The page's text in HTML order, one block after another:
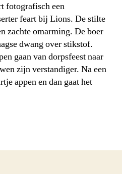
fotografisch een
feart bij Lions. De stilte
zachte omarming. De boer
dwang over stikstof.
gaan van dorpsfeest naar
zijn verstandiger. Na een
appen en dan gaat het